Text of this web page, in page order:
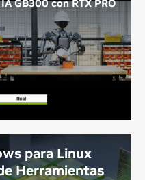
GB300 con RTX PRO
NVIDIA RTX PRO
de IA,
y visualización de
aplicaciones de
para Linux
Herramientas